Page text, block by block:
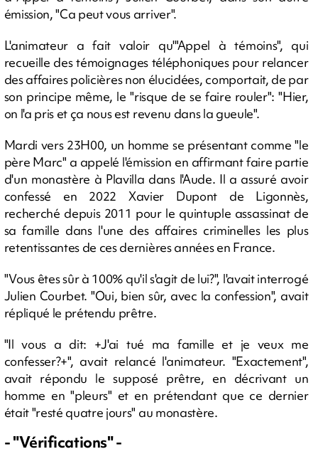
émission, "Ca peut vous arriver".
L'animateur a fait valoir qu'"Appel à témoins", qui
recueille des témoignages téléphoniques pour relancer
des affaires policières non élucidées, comportait, de par
son principe même, le "risque de se faire rouler": "Hier,
on l'a pris et ça nous est revenu dans la gueule".
Mardi vers 23H00, un homme se présentant comme "le
père Marc" a appelé l'émission en affirmant faire partie
d'un monastère à Plavilla dans l'Aude. Il a assuré avoir
confessé en 2022 Xavier Dupont de Ligonnès,
recherché depuis 2011 pour le quintuple assassinat de
sa famille dans l'une des affaires criminelles les plus
retentissantes de ces dernières années en France.
"Vous êtes sûr à 100% qu'il s'agit de lui?", l'avait interrogé
Julien Courbet. "Oui, bien sûr, avec la confession", avait
répliqué le prétendu prêtre.
"Il vous a dit: +J'ai tué ma famille et je veux me
confesser?+", avait relancé l'animateur. "Exactement",
avait répondu le supposé prêtre, en décrivant un
homme en "pleurs" et en prétendant que ce dernier
était "resté quatre jours" au monastère.
- "Vérifications" -